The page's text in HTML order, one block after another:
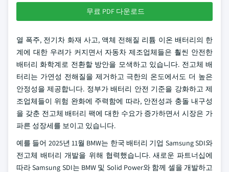
무료 PDF 다운로드
열 폭주, 전기차 화재 사고, 액체 전해질 리튬 이온 배터리의 한
계에 대한 우려가 커지면서 자동차 제조업체들은 훨씬 안전한
배터리 화학계로 전환할 방안을 모색하고 있습니다. 전고체 배
터리는 가연성 전해질을 제거하고 극한의 온도에서도 더 높은
안정성을 제공합니다. 정부가 배터리 안전 기준을 강화하고 제
조업체들이 위험 완화에 주력함에 따라, 안전성과 충돌 내구성
을 갖춘 전고체 배터리 팩에 대한 수요가 증가하면서 시장은 가
파른 성장세를 보이고 있습니다.
예를 들어 2025년 11월 BMW는 한국 배터리 기업 Samsung SDI와
전고체 배터리 개발을 위해 협력했습니다. 새로운 파트너십에
따라 Samsung SDI는 BMW 및 Solid Power와 함께 셀을 개발하고